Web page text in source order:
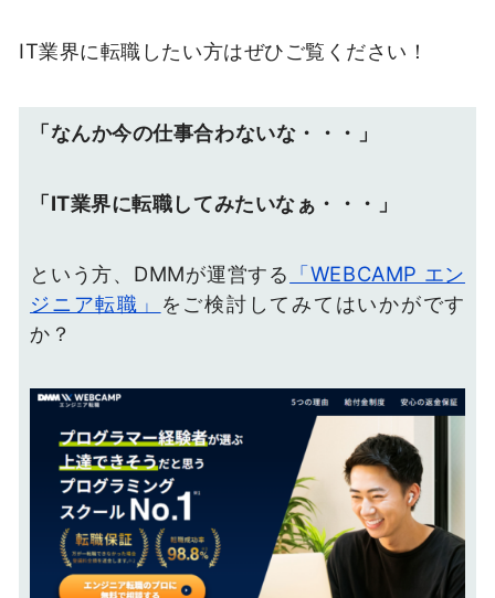
IT業界に転職したい方はぜひご覧ください！
「なんか今の仕事合わないな・・・」
「IT業界に転職してみたいなぁ・・・」
という方、DMMが運営する 「WEBCAMP エン
ジニア転職」
をご検討してみてはいかがです
か？